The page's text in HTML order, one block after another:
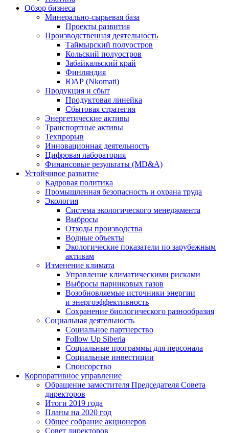
Обзор бизнеса
Минерально-сырьевая база
Проекты развития
Производственная деятельность
Таймырский полуостров
Кольский полуостров
Забайкальский край
Финляндия
ЮАР (Nkomati)
Продукция и сбыт
Продуктовая линейка
Сбытовая стратегия
Энергетические активы
Транспортные активы
Техпрорыв
Инновационная деятельность
Цифровая лаборатория
Финансовые результаты (MD&A)
Устойчивое развитие
Кадровая политика
Промышленная безопасность и охрана труда
Экология
Система экологического менеджмента
Выбросы
Отходы производства
Водные объекты
Экологические показатели по зарубежным
активам
Изменение климата
Управление климатическими рисками
Выбросы парниковых газов
Возобновляемые источники энергии
и энергоэффективность
Сохранение биологического разнообразия
Социальная деятельность
Социальное партнерство
Follow Up Siberia
Социальные программы для персонала
Социальные инвестиции
Спонсорство
Корпоративное управление
Обращение заместителя Председателя Совета
директоров
Итоги 2019 года
Планы на 2020 год
Общее собрание акционеров
Совет директоров